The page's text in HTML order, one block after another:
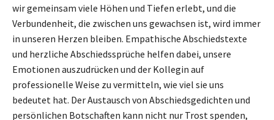
wir gemeinsam viele Höhen und Tiefen erlebt, und die
Verbundenheit, die zwischen uns gewachsen ist, wird immer
in unseren Herzen bleiben. Empathische Abschiedstexte
und herzliche Abschiedssprüche helfen dabei, unsere
Emotionen auszudrücken und der Kollegin auf
professionelle Weise zu vermitteln, wie viel sie uns
bedeutet hat. Der Austausch von Abschiedsgedichten und
persönlichen Botschaften kann nicht nur Trost spenden,